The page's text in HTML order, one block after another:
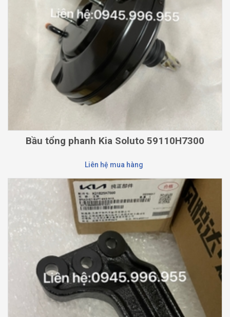
Bầu tổng phanh Kia Soluto 59110H7300
Liên hệ mua hàng